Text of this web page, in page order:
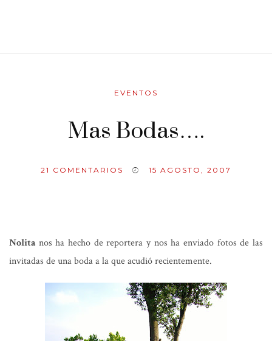
EVENTOS
Mas Bodas….
21 COMENTARIOS 15 AGOSTO, 2007
Nolita nos ha hecho de reportera y nos ha enviado fotos de las
invitadas de una boda a la que acudió recientemente.